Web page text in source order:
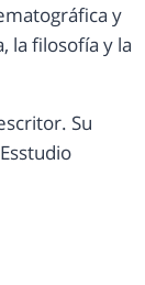
y
la filosofía y la
Su